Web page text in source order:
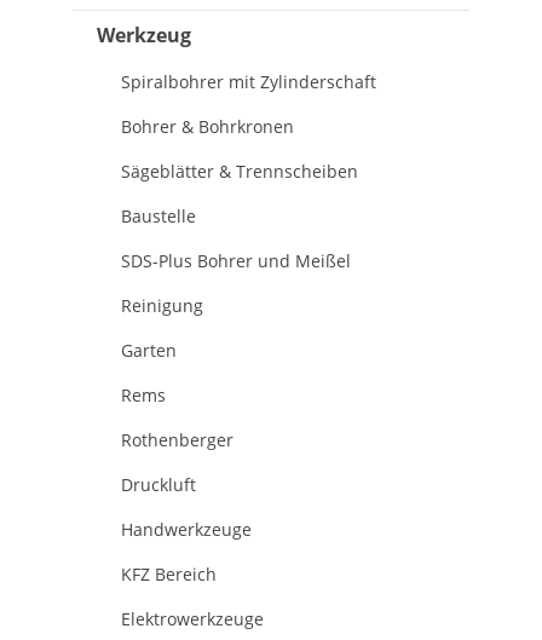
Werkzeug
Spiralbohrer mit Zylinderschaft
Bohrer & Bohrkronen
Sägeblätter & Trennscheiben
Baustelle
SDS-Plus Bohrer und Meißel
Reinigung
Garten
Rems
Rothenberger
Druckluft
Handwerkzeuge
KFZ Bereich
Elektrowerkzeuge